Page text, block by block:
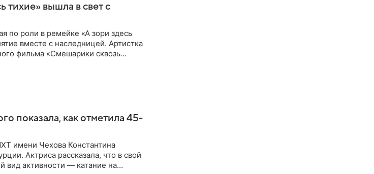
тихие» вышла в свет с
по роли в ремейке «А зори здесь
вместе с наследницей. Артистка
фильма «Смешарики сквозь
показала, как отметила 45-
имени Чехова Константина
Актриса рассказала, что в свой
вид активности — катание на